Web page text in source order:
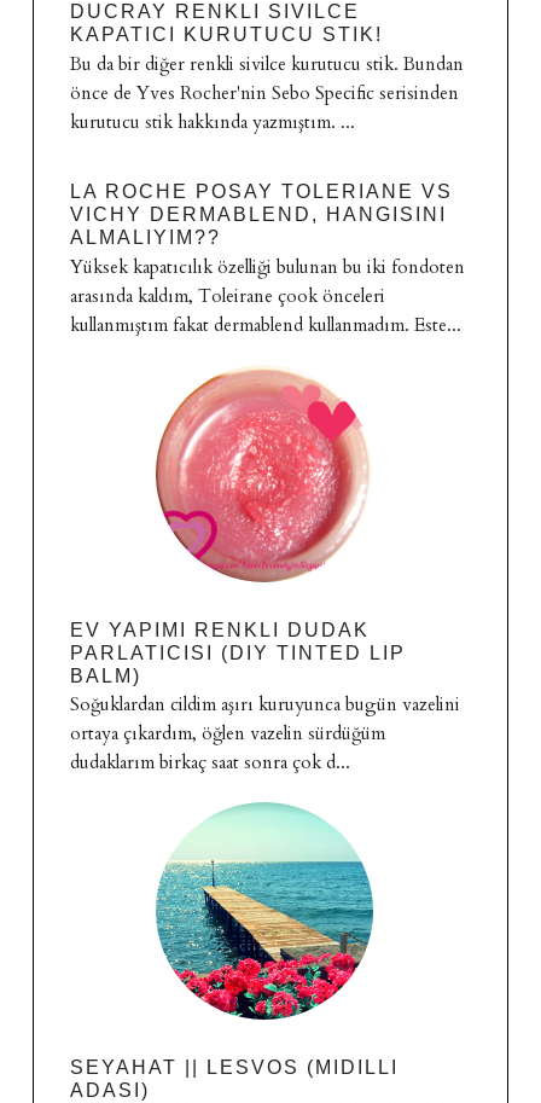
DUCRAY RENKLI SIVILCE
KAPATICI KURUTUCU STIK!
Bu da bir diğer renkli sivilce kurutucu stik. Bundan
önce de Yves Rocher'nin Sebo Specific serisinden
kurutucu stik hakkında yazmıştım. ...
LA ROCHE POSAY TOLERIANE VS
VICHY DERMABLEND, HANGISINI
ALMALIYIM??
Yüksek kapatıcılık özelliği bulunan bu iki fondoten
arasında kaldım, Toleirane çook önceleri
kullanmıştım fakat dermablend kullanmadım. Este...
EV YAPIMI RENKLI DUDAK
PARLATICISI (DIY TINTED LIP
BALM)
Soğuklardan cildim aşırı kuruyunca bugün vazelini
ortaya çıkardım, öğlen vazelin sürdüğüm
dudaklarım birkaç saat sonra çok d...
SEYAHAT || LESVOS (MIDILLI
ADASI)